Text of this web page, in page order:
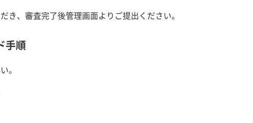
き、審査完了後管理画面よりご提出ください。
手順
。